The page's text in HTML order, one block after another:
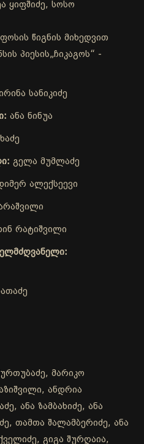
ყიფშიძე, სოსო
წიგნის მიხედვით
პიესის„ჩიკაგოს“ -
სანიკიძე
ანა ნინუა
გელა მუმლაძე
ალექსეევი
რატიშვილი
მარიკო
ანდრია
ანა ზამბახიძე, ანა
თამთა შალამბერიძე, ანა
გიგა შურღაია,